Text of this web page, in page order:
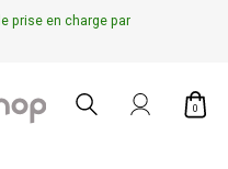
prise en charge par
0